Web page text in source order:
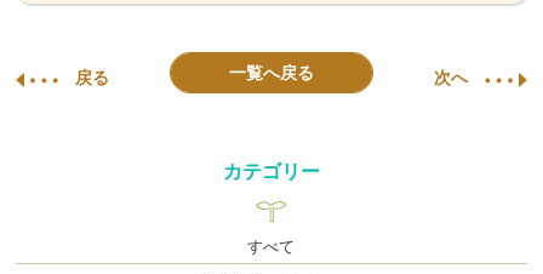
戻る 一覧へ戻る 次へ
カテゴリー
すべて